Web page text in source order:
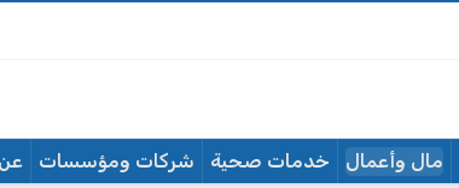
مال وأعمال خدمات صحية شركات ومؤسسات